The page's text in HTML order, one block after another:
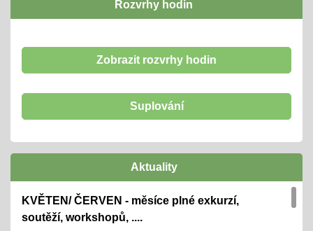
Rozvrhy hodin
Zobrazit rozvrhy hodin
Suplování
Aktuality
KVĚTEN/ ČERVEN - měsíce plné exkurzí,
soutěží, workshopů, ....